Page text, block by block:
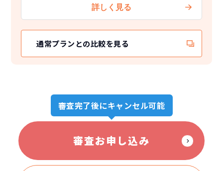
通常プランとの比較を見る
審査完了後にキャンセル可能
審査お申し込み